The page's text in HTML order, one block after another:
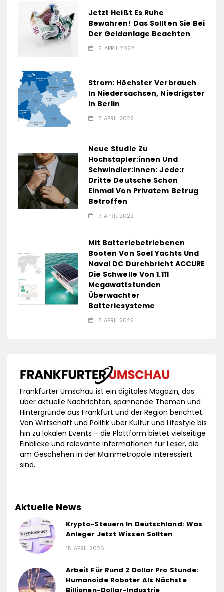
Jetzt Heißt Es Ruhe
Bewahren! Das Sollten Sie Bei
Der Geldanlage Beachten
5. APRIL 2022
Strom: Höchster Verbrauch
In Niedersachsen, Niedrigster
In Berlin
7. APRIL 2022
Neue Studie Zu
Hochstapler:innen Und
Schwindler:innen: Jede:r
Dritte Deutsche Schon
Einmal Von Privatem Betrug
Betroffen
7. APRIL 2022
Mit Batteriebetriebenen
Booten Von Soel Yachts Und
Naval DC Durchbricht ACCURE
Die Schwelle Von 1.111
Megawattstunden
Überwachter
Batteriesysteme
7. APRIL 2022
Frankfurter Umschau ist ein digitales Magazin, das
über aktuelle Nachrichten, spannende Themen und
Hintergründe aus Frankfurt und der Region berichtet.
Von Wirtschaft und Politik über Kultur und Lifestyle bis
hin zu lokalen Events – die Plattform bietet vielseitige
Einblicke und relevante Informationen für Leser, die
am Geschehen in der Mainmetropole interessiert
sind.
Aktuelle News
Krypto-Steuern In Deutschland: Was
Anleger Jetzt Wissen Sollten
15. APRIL 2026
Arbeit Für Rund 2 Dollar Pro Stunde:
Humanoide Roboter Als Nächste